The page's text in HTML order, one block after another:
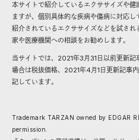
本サイトで紹介しているエクササイズや
ますが、個別具体的な疾病や傷病に対応し
紹介されているエクササイズなどを試さ
家や医療機関への相談をお勧めします。
当サイトでは、2021年3月31日以前更新
場合は税抜価格、2021年4月1日更新記事
記しています。
Trademark TARZAN owned by EDGAR
permission.